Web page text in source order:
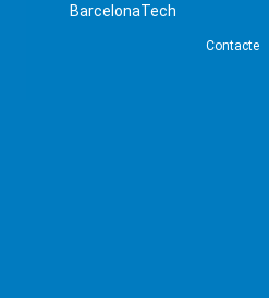
BarcelonaTech
Contacte